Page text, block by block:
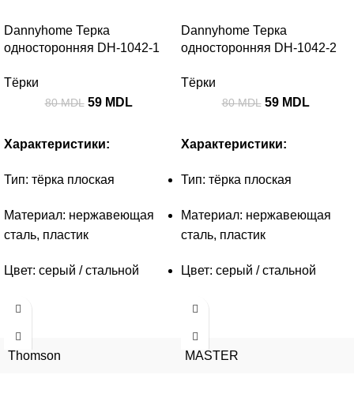
Dannyhome Терка
односторонняя DH-1042-1
Тёрки
80MDL 59 MDL
Характеристики:
Тип: тёрка плоская
Материал: нержавеющая
сталь, пластик
Цвет: серый / стальной
Dannyhome Терка
односторонняя DH-1042-2
Тёрки
80MDL 59 MDL
Характеристики:
Тип: тёрка плоская
Материал: нержавеющая
сталь, пластик
Цвет: серый / стальной
Thomson MASTER